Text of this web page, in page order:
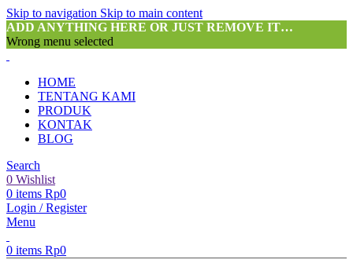
Skip to navigation Skip to main content
ADD ANYTHING HERE OR JUST REMOVE IT…
Wrong menu selected
HOME
TENTANG KAMI
PRODUK
KONTAK
BLOG
Search
0 Wishlist
0 items Rp0
Login / Register
Menu
0 items Rp0